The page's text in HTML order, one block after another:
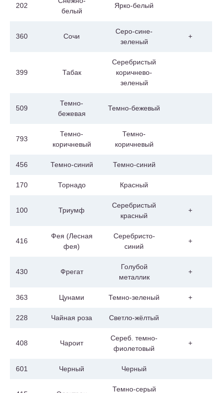
202
белый
Ярко-белый
360 Сочи
Серо-сине-
зеленый
+
399 Табак
Серебристый
коричнево-
зеленый
509
Темно-
бежевая
Темно-бежевый
793
Темно-
коричневый
Темно-
коричневый
456 Темно-синий Темно-синий
170 Торнадо Красный
100 Триумф
Cеребристый
красный
+
416
Фея (Лесная
фея)
Серебристо-
синий
+
430 Фрегат
Голубой
металлик
+
363 Цунами Темно-зеленый +
228 Чайная роза Светло-жёлтый
408 Чароит
Сереб. темно-
фиолетовый
+
601 Черный Черный
Темно-серый